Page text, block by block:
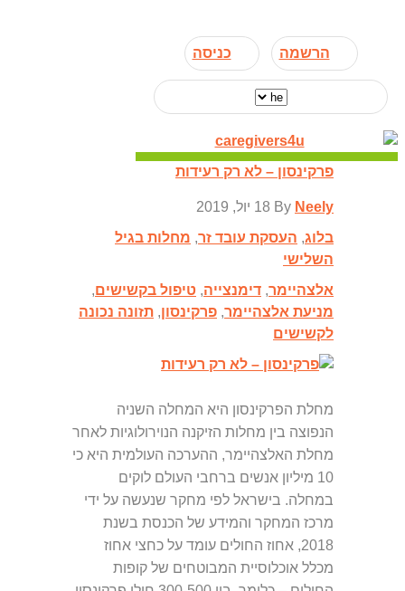
הרשמה כניסה
פרקינסון – לא רק רעידות
By Neely
18 יול, 2019
בלוג, העסקת עובד זר, מחלות בגיל
השלישי
אלצהיימר, דימנצייה, טיפול בקשישים,
מניעת אלצהיימר, פרקינסון, תזונה נכונה
לקשישים
מחלת הפרקינסון היא המחלה השניה
הנפוצה בין מחלות הזיקנה הנוירולוגיות לאחר
מחלת האלצהיימר, ההערכה העולמית היא כי
10 מיליון אנשים ברחבי העולם לוקים
במחלה. בישראל לפי מחקר שנעשה על ידי
מרכז המחקר והמידע של הכנסת בשנת
2018, אחוז החולים עומד על כחצי אחוז
מכלל אוכלוסיית המבוטחים של קופות